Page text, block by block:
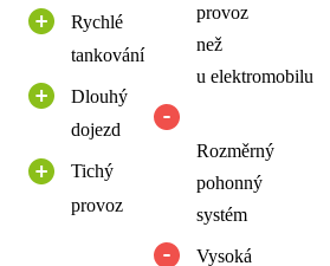
Rychlé
tankování
Dlouhý
dojezd
Tichý
provoz
provoz
než
u elektromobilu
Rozměrný
pohonný
systém
Vysoká